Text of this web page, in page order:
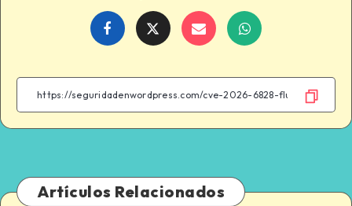
Share
Facebook
Share
Twitter
Share
Email
Share
WhatsApp
Artículos Relacionados